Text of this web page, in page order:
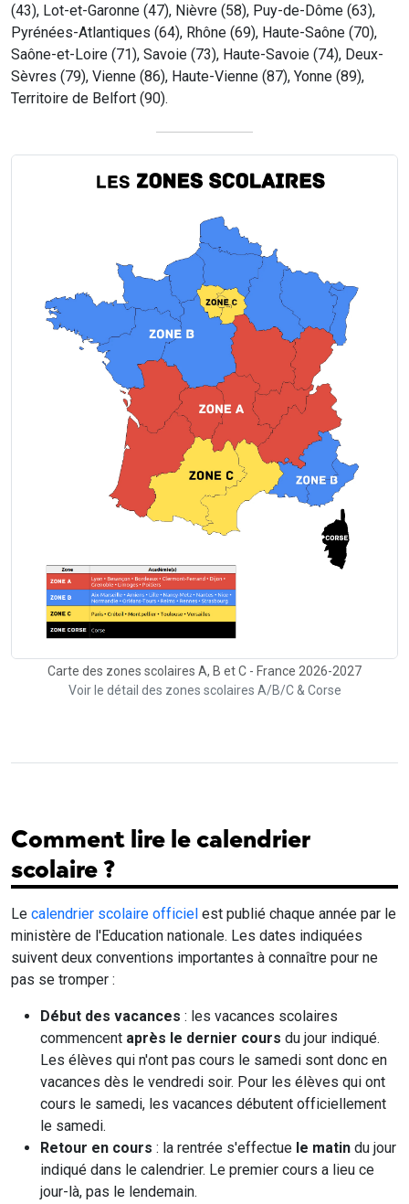
(43), Lot-et-Garonne (47), Nièvre (58), Puy-de-Dôme (63),
Pyrénées-Atlantiques (64), Rhône (69), Haute-Saône (70),
Saône-et-Loire (71), Savoie (73), Haute-Savoie (74), Deux-
Sèvres (79), Vienne (86), Haute-Vienne (87), Yonne (89),
Territoire de Belfort (90).
Carte des zones scolaires A, B et C - France 2026-2027
Voir le détail des zones scolaires A/B/C & Corse
Comment lire le calendrier
scolaire ?
Le calendrier scolaire officiel est publié chaque année par le
ministère de l'Education nationale. Les dates indiquées
suivent deux conventions importantes à connaître pour ne
pas se tromper :
Début des vacances : les vacances scolaires
commencent après le dernier cours du jour indiqué.
Les élèves qui n'ont pas cours le samedi sont donc en
vacances dès le vendredi soir. Pour les élèves qui ont
cours le samedi, les vacances débutent officiellement
le samedi.
Retour en cours : la rentrée s'effectue le matin du jour
indiqué dans le calendrier. Le premier cours a lieu ce
jour-là, pas le lendemain.